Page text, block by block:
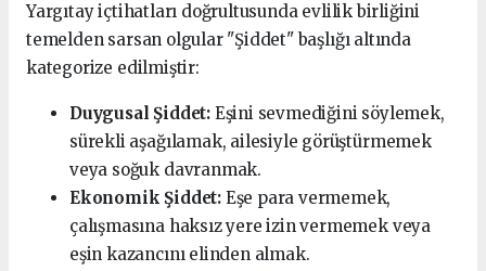
Yargıtay içtihatları doğrultusunda evlilik birliğini
temelden sarsan olgular "Şiddet" başlığı altında
kategorize edilmiştir:
Duygusal Şiddet:Eşini sevmediğini söylemek,
sürekli aşağılamak, ailesiyle görüştürmemek
veya soğuk davranmak.
Ekonomik Şiddet:Eşe para vermemek,
çalışmasına haksız yere izin vermemek veya
eşin kazancını elinden almak.